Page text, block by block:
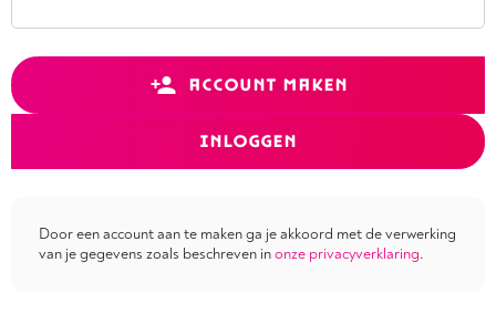
ACCOUNT MAKEN
INLOGGEN
Door een account aan te maken ga je akkoord met de verwerking
van je gegevens zoals beschreven inonze privacyverklaring.